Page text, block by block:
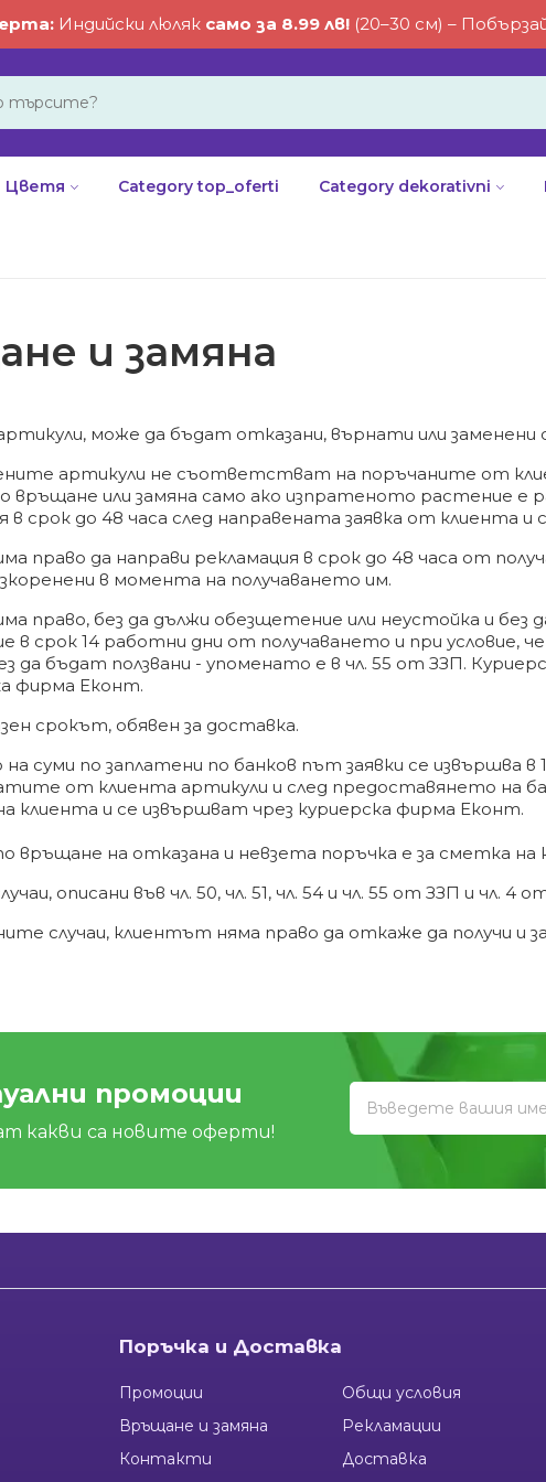
:Индийски люляк само за 8.99 лв!(20–30 см) –
Цветя Category top_oferti Category dekorativni
и замяна
може да бъдат отказани, върнати или заменени
артикули не съответстват на поръчаните от
връщане или замяна само ако изпратеното растение е
в срок до 48 часа след направената заявка от клиента
право да направи рекламация в срок до 48 часа от
в момента на получаването им.
право, без да дължи обезщетение или неустойка и без
в срок 14 работни дни от получаването и при условие,
да бъдат ползвани - упоменато е в чл. 55 от ЗЗП.
фирма Еконт.
срокът, обявен за доставка.
суми по заплатени по банков път заявки се извършва
от клиента артикули и след предоставянето на
клиента и се извършват чрез куриерска фирма Еконт.
връщане на отказана и невзета поръчка е за сметка на
описани във чл. 50, чл. 51, чл. 54 и чл. 55 от ЗЗП и чл. 4
случаи, клиентът няма право да откаже да получи
промоции
какви са новите оферти!
Поръчка и Доставка
Промоции
Общи условия
Връщане и замяна
Рекламации
Контакти
Доставка